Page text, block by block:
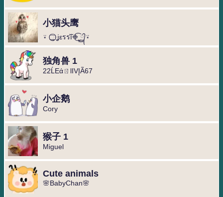
小猫头鹰
⍣ ુ⃢⃝ ʝεรรıᷓ❉͜͡⁣ ᭄࿆⍣
独角兽 1
22ĹEάㄖlIVĮÃ67
小企鹅
Cory
猴子 1
Miguel ️
Cute animals
🌸BabyChan🌸